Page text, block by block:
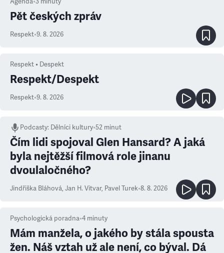
Pět českých zpráv
Respekt•9. 8. 2026
Respekt • Despekt
Respekt/Despekt
Respekt•9. 8. 2026
Podcasty: Dělníci kultury•52 minut
Čím lidi spojoval Glen Hansard? A jaká
byla nejtěžší filmová role jinanu
dvoulaločného?
Jindřiška Bláhová, Jan H. Vitvar, Pavel Turek•8. 8. 2026
Psychologická poradna•4 minuty
Mám manžela, o jakého by stála spousta
žen. Náš vztah už ale není, co býval. Dá